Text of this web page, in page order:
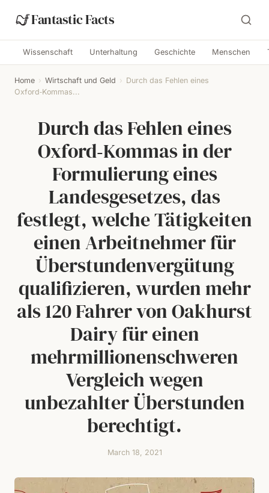
Fantastic Facts
Wissenschaft Unterhaltung Geschichte Menschen
Home › Wirtschaft und Geld › Durch das Fehlen eines
Oxford‑Kommas...
Durch das Fehlen eines
Oxford‑Kommas in der
Formulierung eines
Landesgesetzes, das
festlegt, welche Tätigkeiten
einen Arbeitnehmer für
Überstundenvergütung
qualifizieren, wurden mehr
als 120 Fahrer von Oakhurst
Dairy für einen
mehrmillionenschweren
Vergleich wegen
unbezahlter Überstunden
berechtigt.
March 18, 2021